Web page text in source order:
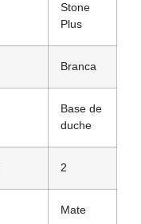
Stone
Plus
Branca
Base de
duche
2
Mate